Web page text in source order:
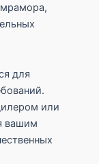
для
или
вашим